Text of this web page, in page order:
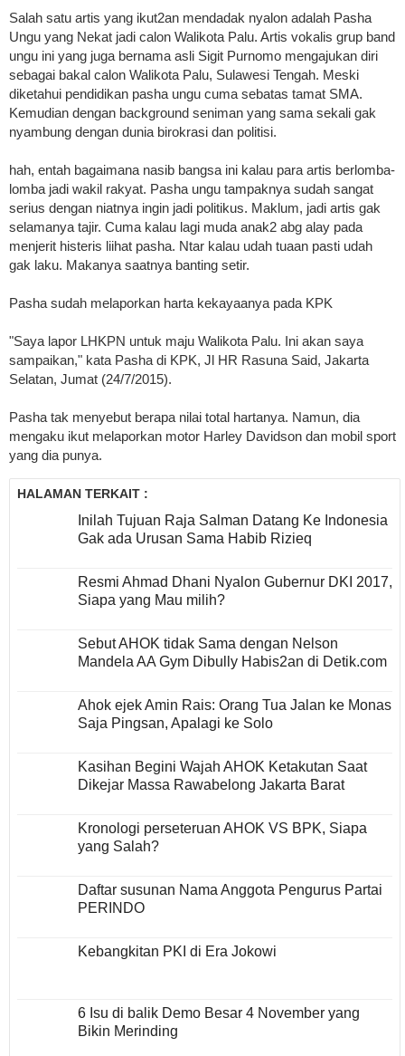
Salah satu artis yang ikut2an mendadak nyalon adalah Pasha
Ungu yang Nekat jadi calon Walikota Palu. Artis vokalis grup band
ungu ini yang juga bernama asli Sigit Purnomo mengajukan diri
sebagai bakal calon Walikota Palu, Sulawesi Tengah. Meski
diketahui pendidikan pasha ungu cuma sebatas tamat SMA.
Kemudian dengan background seniman yang sama sekali gak
nyambung dengan dunia birokrasi dan politisi.
hah, entah bagaimana nasib bangsa ini kalau para artis berlomba-
lomba jadi wakil rakyat. Pasha ungu tampaknya sudah sangat
serius dengan niatnya ingin jadi politikus. Maklum, jadi artis gak
selamanya tajir. Cuma kalau lagi muda anak2 abg alay pada
menjerit histeris liihat pasha. Ntar kalau udah tuaan pasti udah
gak laku. Makanya saatnya banting setir.
Pasha sudah melaporkan harta kekayaanya pada KPK
"Saya lapor LHKPN untuk maju Walikota Palu. Ini akan saya
sampaikan," kata Pasha di KPK, Jl HR Rasuna Said, Jakarta
Selatan, Jumat (24/7/2015).
Pasha tak menyebut berapa nilai total hartanya. Namun, dia
mengaku ikut melaporkan motor Harley Davidson dan mobil sport
yang dia punya.
HALAMAN TERKAIT :
Inilah Tujuan Raja Salman Datang Ke Indonesia
Gak ada Urusan Sama Habib Rizieq
Resmi Ahmad Dhani Nyalon Gubernur DKI 2017,
Siapa yang Mau milih?
Sebut AHOK tidak Sama dengan Nelson
Mandela AA Gym Dibully Habis2an di Detik.com
Ahok ejek Amin Rais: Orang Tua Jalan ke Monas
Saja Pingsan, Apalagi ke Solo
Kasihan Begini Wajah AHOK Ketakutan Saat
Dikejar Massa Rawabelong Jakarta Barat
Kronologi perseteruan AHOK VS BPK, Siapa
yang Salah?
Daftar susunan Nama Anggota Pengurus Partai
PERINDO
Kebangkitan PKI di Era Jokowi
6 Isu di balik Demo Besar 4 November yang
Bikin Merinding